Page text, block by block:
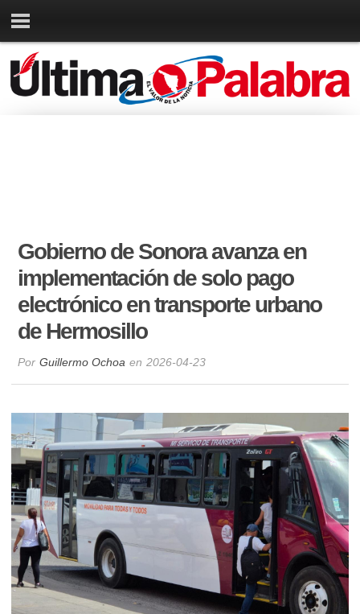
Gobierno de Sonora avanza en
implementación de solo pago
electrónico en transporte urbano
de Hermosillo
Por Guillermo Ochoa en 2026-04-23